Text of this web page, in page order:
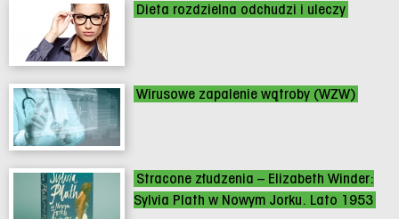
Dieta rozdzielna odchudzi i uleczy
Wirusowe zapalenie wątroby (WZW)
Stracone złudzenia – Elizabeth Winder:
Sylvia Plath w Nowym Jorku. Lato 1953